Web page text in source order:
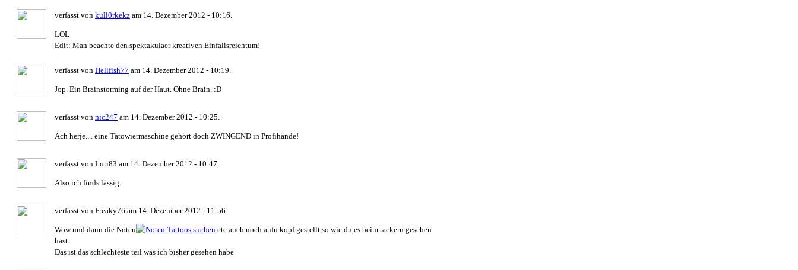
verfasst von kull0rkekz am 14. Dezember 2012 - 10:16.
LOL
Edit: Man beachte den spektakulaer kreativen Einfallsreichtum!
verfasst von Hellfish77 am 14. Dezember 2012 - 10:19.
Jop. Ein Brainstorming auf der Haut. Ohne Brain. :D
verfasst von nic247 am 14. Dezember 2012 - 10:25.
Ach herje.... eine Tätowiermaschine gehört doch ZWINGEND in Profihände!
verfasst von Lori83 am 14. Dezember 2012 - 10:47.
Also ich finds lässig.
verfasst von Freaky76 am 14. Dezember 2012 - 11:56.
Wow und dann die Noten
etc auch noch aufn kopf gestellt,so wie du es beim tackern gesehen
hast.
Das ist das schlechteste teil was ich bisher gesehen habe